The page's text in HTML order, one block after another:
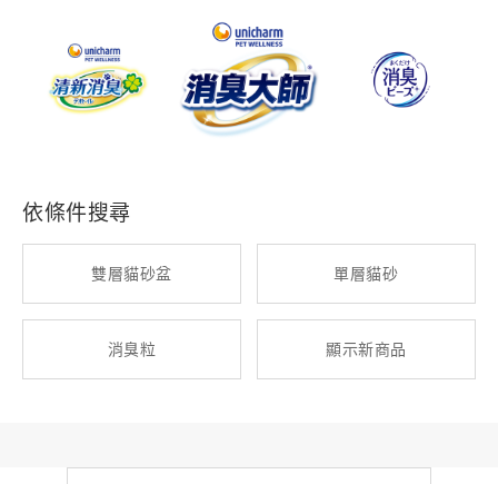
依條件搜尋
雙層貓砂盆 單層貓砂
消臭粒 顯示新商品